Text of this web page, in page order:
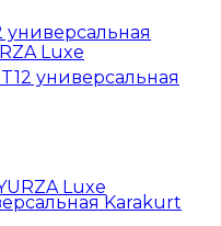
универсальная
Luxe